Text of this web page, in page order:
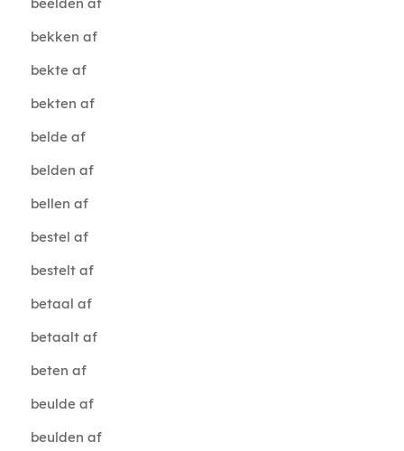
bekken af
bekte af
bekten af
belde af
belden af
bellen af
bestel af
bestelt af
betaal af
betaalt af
beten af
beulde af
beulden af